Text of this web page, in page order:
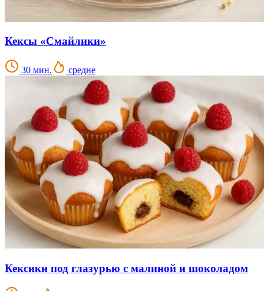
Кексы «Смайлики»
30 мин. средне
Кексики под глазурью с малиной и шоколадом